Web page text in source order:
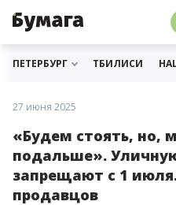
РАССЫЛКИ
ПОДДЕРЖАТЬ «БУМАГУ»
ПЕТЕРБУРГ ТБИЛИСИ
ЧЕБУРНЕТ
PAPER VPN
27 июня 2025
«Будем стоять, но,
подальше».
запрещают с 1
продавцов